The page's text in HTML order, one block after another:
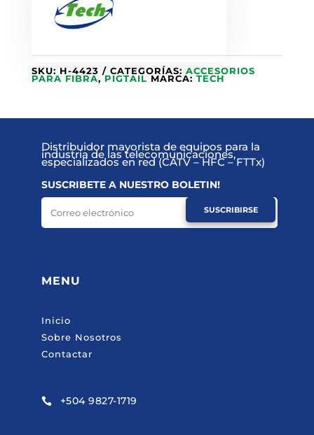
SKU: H-4423 CATEGORÍAS: ACCESORIOS
PARA FIBRA,PIGTAIL MARCA: TECH
Distribuidor mayorista de equipos para la
industria de las telecomunicaciones,
especializados en red (CATV – HFC – FTTx)
SUSCRIBETE A NUESTRO BOLETIN!
SUSCRIBIRSE
MENU
Inicio
Sobre Nosotros
Contactar
 +504 9827-1719